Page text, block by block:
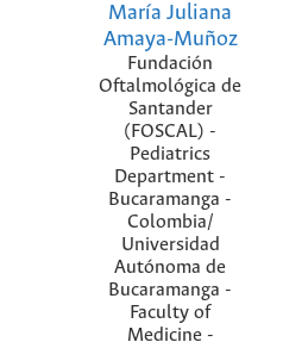
María Juliana
Amaya-Muñoz
Fundación
Oftalmológica de
Santander
(FOSCAL) -
Pediatrics
Department -
Bucaramanga -
Colombia/
Universidad
Autónoma de
Bucaramanga -
Faculty of
Medicine -